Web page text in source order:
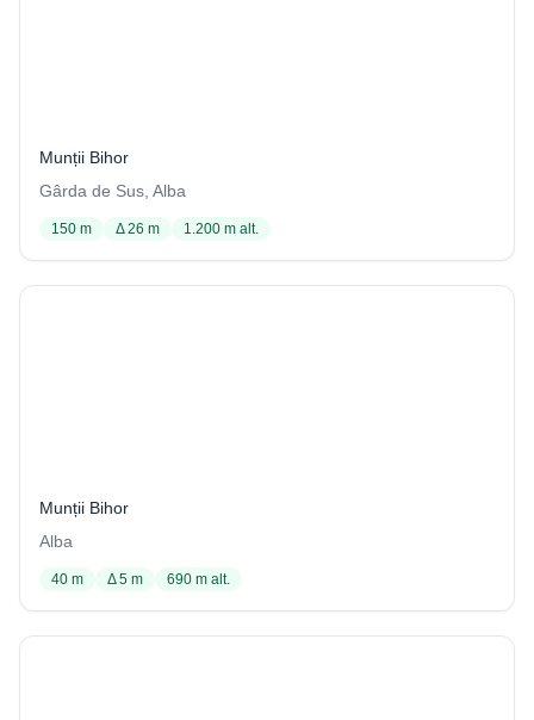
Munții Bihor
Gârda de Sus, Alba
150 m Δ 26 m 1.200 m alt.
Munții Bihor
Alba
40 m Δ 5 m 690 m alt.